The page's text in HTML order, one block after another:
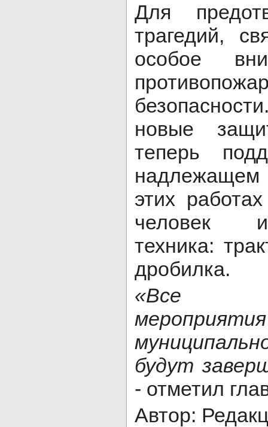
Для
трагедий,
особое
новые
теперь
этих
человек
техника:
дробилка.
«Все
будут
- отметил
Автор: